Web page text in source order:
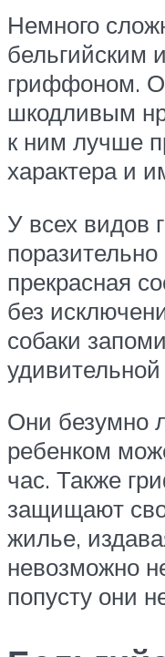
Немного
бельгийским
гриффоном.
шкодливым
к ним лучше
характера и
У всех видов
прекрасная
без
собаки
Они безумно
ребенком
час. Также
защищают
жилье,
невозможно
попусту они